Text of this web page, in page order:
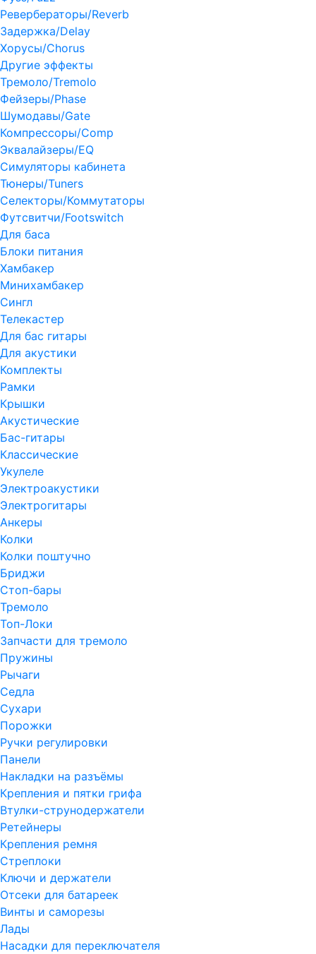
Ревербераторы/Reverb
Задержка/Delay
Хорусы/Chorus
Другие эффекты
Тремоло/Tremolo
Фейзеры/Phase
Шумодавы/Gate
Компрессоры/Comp
Эквалайзеры/EQ
Симуляторы кабинета
Тюнеры/Tuners
Селекторы/Коммутаторы
Футсвитчи/Footswitch
Для баса
Блоки питания
Хамбакер
Минихамбакер
Сингл
Телекастер
Для бас гитары
Для акустики
Комплекты
Рамки
Крышки
Акустические
Бас-гитары
Классические
Укулеле
Электроакустики
Электрогитары
Анкеры
Колки
Колки поштучно
Бриджи
Стоп-бары
Тремоло
Топ-Локи
Запчасти для тремоло
Пружины
Рычаги
Седла
Сухари
Порожки
Ручки регулировки
Панели
Накладки на разъёмы
Крепления и пятки грифа
Втулки-струнодержатели
Ретейнеры
Крепления ремня
Стреплоки
Ключи и держатели
Отсеки для батареек
Винты и саморезы
Лады
Насадки для переключателя